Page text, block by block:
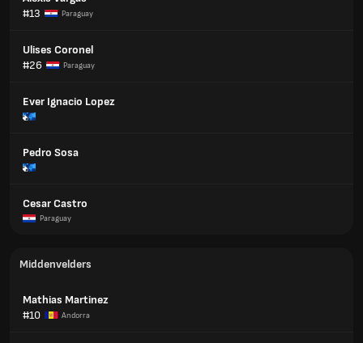
#13
Paraguay
Ulises Coronel
#26
Paraguay
Ever Ignacio Lopez
Pedro Sosa
Cesar Castro
Paraguay
Middenvelders
Mathias Martinez
#10
Andorra